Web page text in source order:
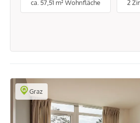
ca. 57,51 m² Wohnfläche 2
Graz